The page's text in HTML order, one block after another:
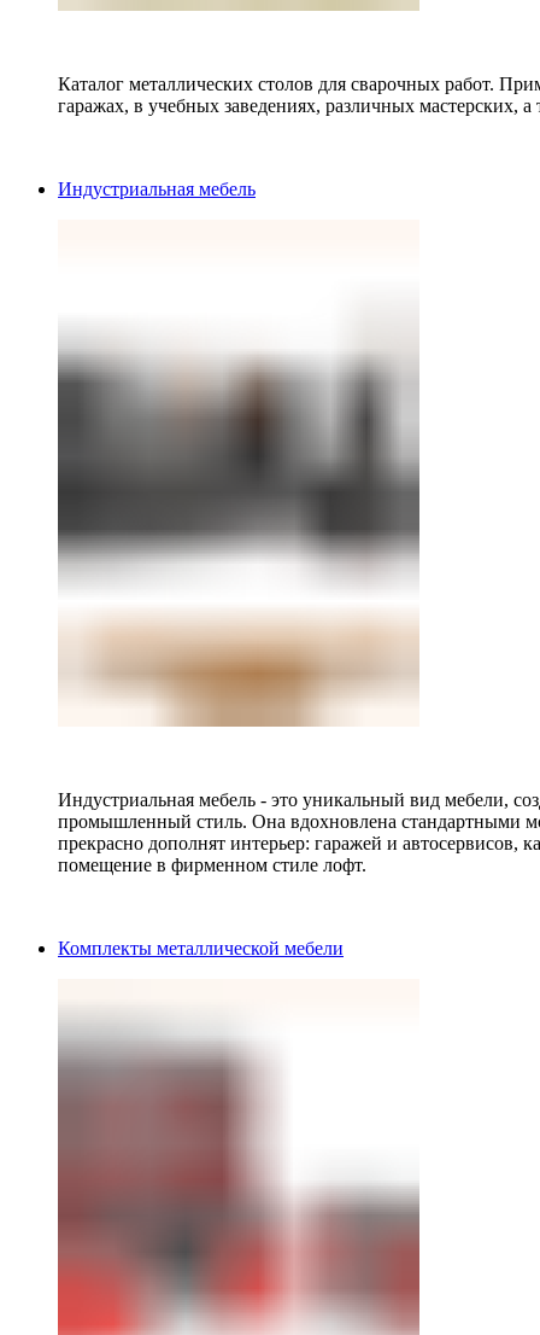
Каталог металлических столов для сварочных работ.
гаражах, в учебных заведениях, различных мастерских, а
Индустриальная мебель
Индустриальная мебель - это уникальный вид мебели,
промышленный стиль. Она вдохновлена стандартными
прекрасно дополнят интерьер: гаражей и автосервисов,
помещение в фирменном стиле лофт.
Комплекты металлической мебели